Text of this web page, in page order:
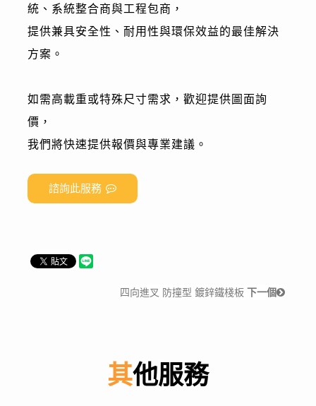
統、系統整合商與工程包商，
提供兼具安全性、耐用性與環保效益的最佳解決
方案。
如需高載重或特殊尺寸需求，歡迎提供圖面詢
價，
我們將快速提供報價與專業建議。
諮詢此服務
四向進叉 防撞型 鍍鋅鐵棧板下一個
其他服務